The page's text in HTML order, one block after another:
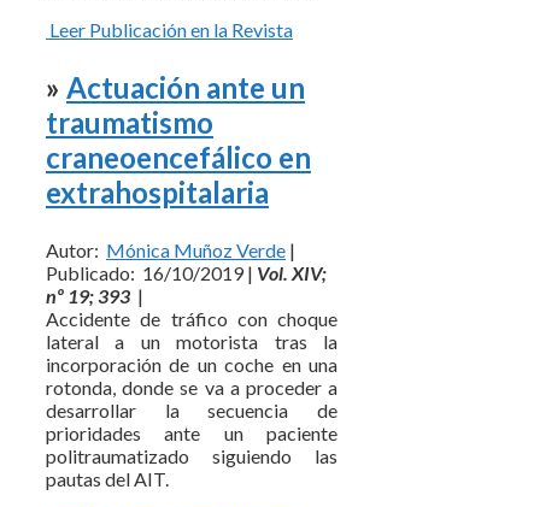
Leer Publicación en la Revista
» Actuación ante un
traumatismo
craneoencefálico en
extrahospitalaria
Autor: Mónica Muñoz Verde |
Publicado: 16/10/2019 | Vol. XIV;
nº 19; 393 |
Accidente de tráfico con choque
lateral a un motorista tras la
incorporación de un coche en una
rotonda, donde se va a proceder a
desarrollar la secuencia de
prioridades ante un paciente
politraumatizado siguiendo las
pautas del AIT.